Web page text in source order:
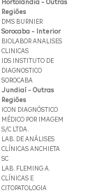
Hortolândia - Outras
Regiões
DMS BURNIER
Sorocaba - Interior
BIOLABOR ANALISES
CLINICAS
IDS INSTITUTO DE
DIAGNOSTICO
SOROCABA
Jundiaí - Outras
Regiões
ICON DIAGNÓSTICO
MÉDICO POR IMAGEM
S/C LTDA.
LAB. DE ANÁLISES
CLÍNICAS ANCHIETA
SC
LAB. FLEMING A.
CLÍNICAS E
CITOPATOLOGIA